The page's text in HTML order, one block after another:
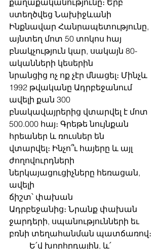
քաղաքականությունը։ Երբ
ստեղծվեց Նախիջևանի
Ինքնավար Հանրապետությունը,
այնտեղ մոտ 50 տոկոս հայ
բնակչություն կար, սակայն 80-
ականների կեսերին
նրանցից ոչ ոք չէր մնացել։ Մինչև
1992 թվականը Ադրբեջանում
ավելի քան 300
բնակավայրերից վտարվել է մոտ
500.000 հայ։ Գրեթե նույնքան
հրեաներ և ռուսներ են
վտարվել։ Ինչո՞ւ հայերը և այլ
ժողովուրդների
ներկայացուցիչները հեռացան,
ավելի
ճիշտ՝ փախան
Ադրբեջանից։ Նրանք փախան
ջարդերի, սպանությունների եւ
բռնի տեղահանման պատճառով։